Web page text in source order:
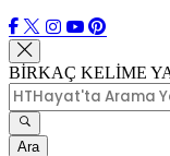
BİRKAÇ KELİME
Ara